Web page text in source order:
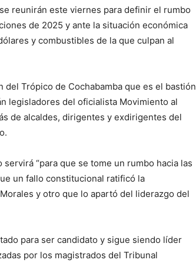
reunirán este viernes para definir el rumbo
de 2025 y ante la situación económica
y combustibles de la que culpan al
del Trópico de Cochabamba que es el bastión
legisladores del oficialista Movimiento al
de alcaldes, dirigentes y exdirigentes del
“para que se tome un rumbo hacia las
un fallo constitucional ratificó la
y otro que lo apartó del liderazgo del
para ser candidato y sigue siendo líder
por los magistrados del Tribunal